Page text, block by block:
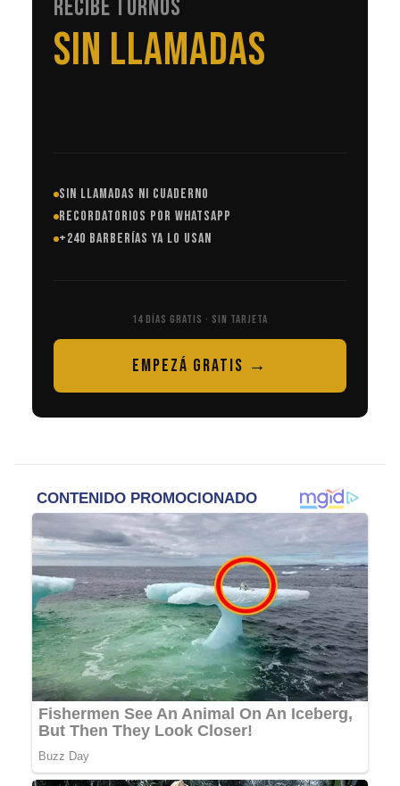
RECIBE TURNOS
EN AUTOMÁTICO
SIN LLAMADAS NI CUADERNO
RECORDATORIOS POR WHATSAPP
+240 BARBERÍAS YA LO USAN
14 DÍAS GRATIS · SIN TARJETA
EMPEZÁ GRATIS →